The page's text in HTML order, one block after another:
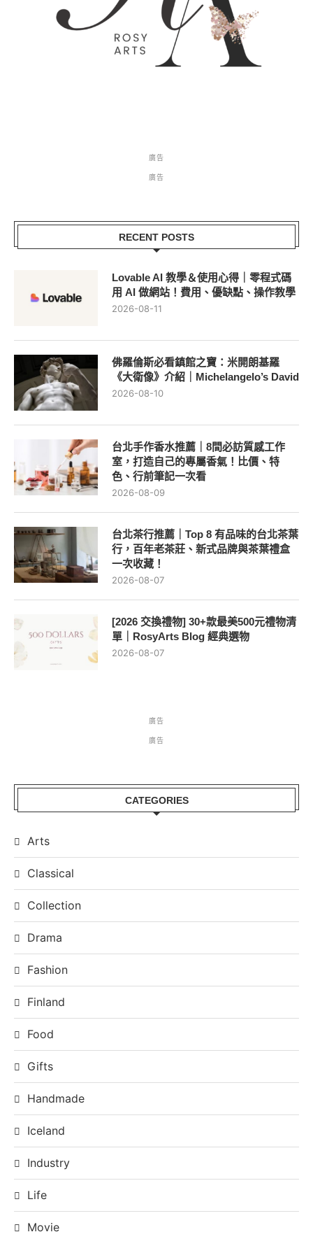
廣告
廣告
RECENT POSTS
Lovable AI 教學＆使用心得｜零程式碼
用 AI 做網站！費用、優缺點、操作教學
2026-08-11
佛羅倫斯必看鎮館之寶：米開朗基羅
《大衛像》介紹｜Michelangelo’s David
2026-08-10
台北手作香水推薦｜8間必訪質感工作
室，打造自己的專屬香氣！比價、特
色、行前筆記一次看
2026-08-09
台北茶行推薦｜Top 8 有品味的台北茶葉
行，百年老茶莊、新式品牌與茶葉禮盒
一次收藏！
2026-08-07
[2026 交換禮物] 30+款最美500元禮物清
單｜RosyArts Blog 經典選物
2026-08-07
廣告
廣告
CATEGORIES
Arts
Classical
Collection
Drama
Fashion
Finland
Food
Gifts
Handmade
Iceland
Industry
Life
Movie